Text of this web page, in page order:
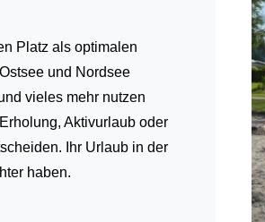
Platz als optimalen
und Nordsee
vieles mehr nutzen
Aktivurlaub oder
Ihr Urlaub in der
haben.